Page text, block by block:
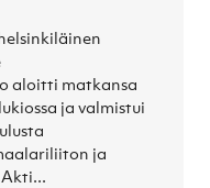
aloitti matkansa
ja valmistui
ja